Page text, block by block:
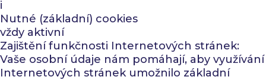
i
Nutné (základní) cookies
vždy aktivní
Zajištění funkčnosti Internetových stránek:
Vaše osobní údaje nám pomáhají, aby využívání
Internetových stránek umožnilo základní